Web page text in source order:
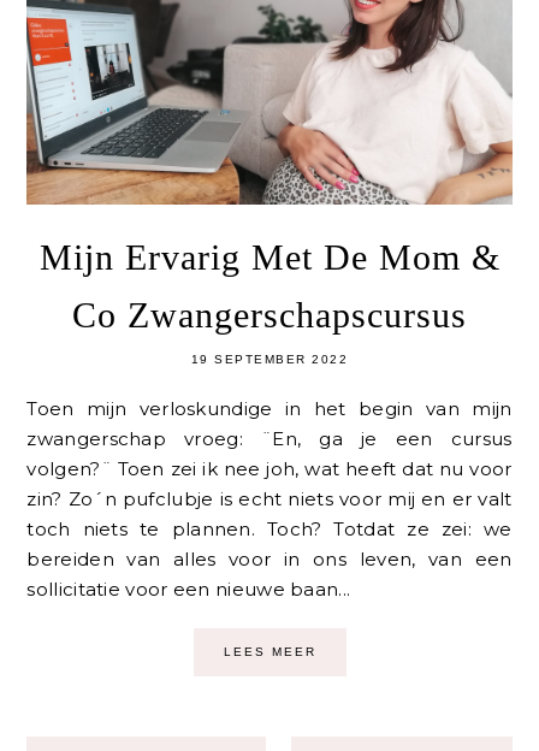
Mijn Ervarig Met De Mom &
Co Zwangerschapscursus
19 SEPTEMBER 2022
Toen mijn verloskundige in het begin van mijn
zwangerschap vroeg: ¨En, ga je een cursus
volgen?¨ Toen zei ik nee joh, wat heeft dat nu voor
zin? Zo´n pufclubje is echt niets voor mij en er valt
toch niets te plannen. Toch? Totdat ze zei: we
bereiden van alles voor in ons leven, van een
sollicitatie voor een nieuwe baan...
LEES MEER